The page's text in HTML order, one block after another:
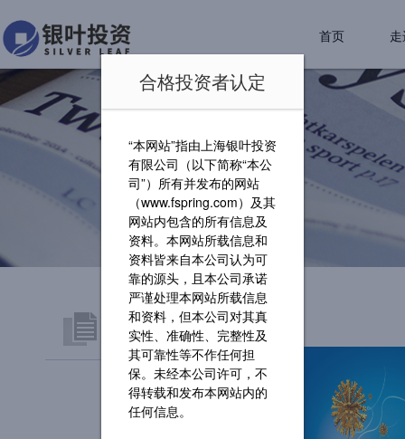
合格投资者认定
“本网站”指由上海银叶投资
有限公司（以下简称“本公
司”）所有并发布的网站
（www.fspring.com）及其
网站内包含的所有信息及
资料。本网站所载信息和
资料皆来自本公司认为可
靠的源头，且本公司承诺
严谨处理本网站所载信息
和资料，但本公司对其真
实性、准确性、完整性及
其可靠性等不作任何担
保。未经本公司许可，不
得转载和发布本网站内的
任何信息。
首页
新闻动态
银叶视点